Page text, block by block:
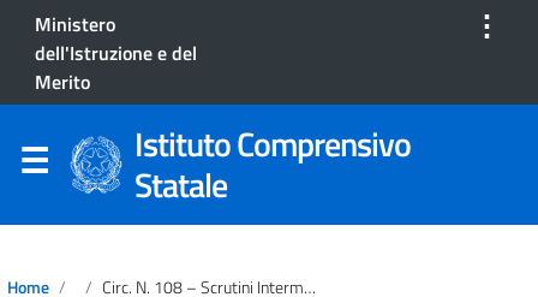
Ministero
dell'Istruzione e del
Merito
⋮
Istituto Comprensivo
Statale
Home Circ. N. 108 – Scrutini Intermedi Secondaria Di Primo Grado